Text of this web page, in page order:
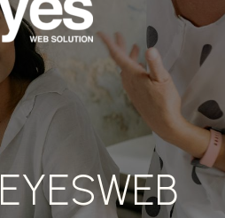
EYESWEB